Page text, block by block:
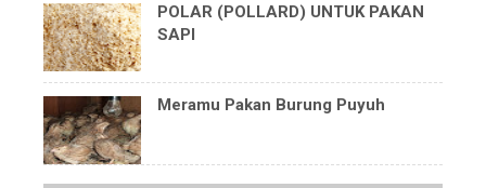
POLAR (POLLARD) UNTUK PAKAN
SAPI
Meramu Pakan Burung Puyuh